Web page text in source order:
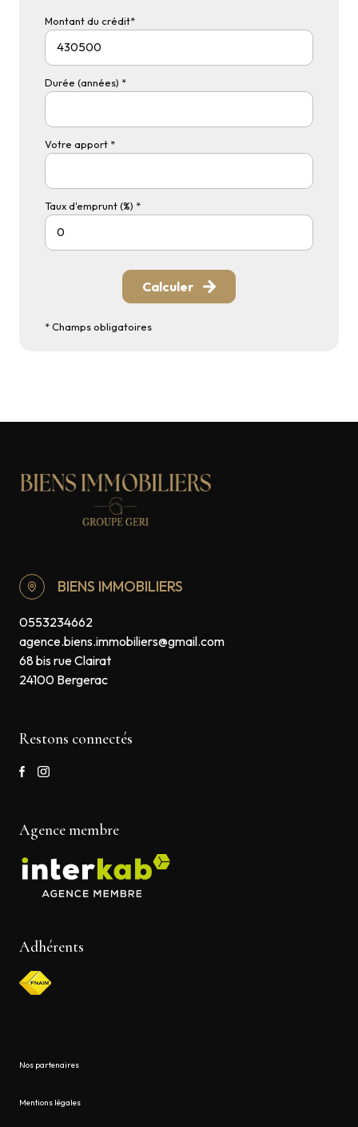
Montant du crédit*
Durée (années) *
Votre apport *
Taux d'emprunt (%) *
Calculer
* Champs obligatoires
BIENS IMMOBILIERS
0553234662
agence.biens.immobiliers@gmail.com
68 bis rue Clairat
24100 Bergerac
Restons connectés
Agence membre
Adhérents
Nos partenaires
Mentions légales